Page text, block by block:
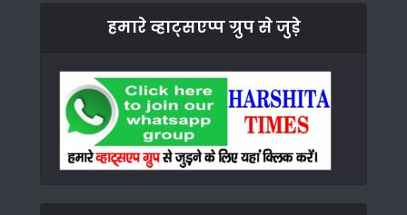
हमारे व्हाट्सएप्प ग्रुप से जुड़े